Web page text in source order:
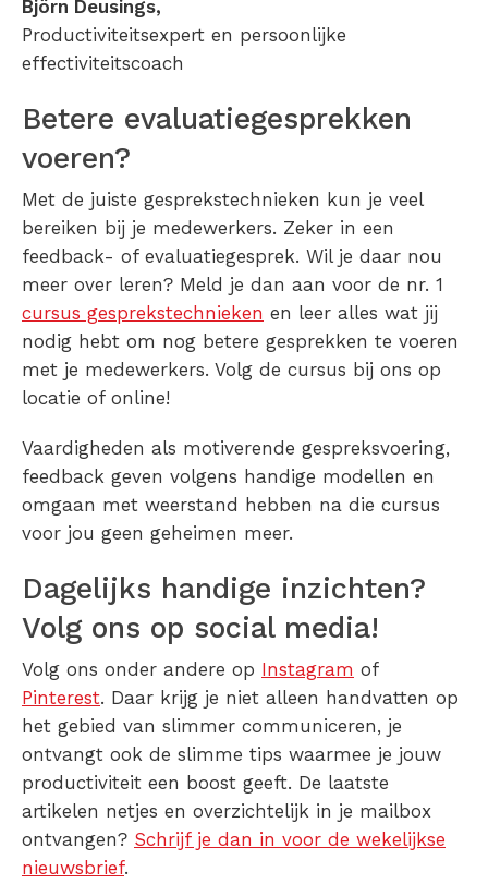
Björn Deusings,
Productiviteitsexpert en persoonlijke
effectiviteitscoach
Betere evaluatiegesprekken
voeren?
Met de juiste gesprekstechnieken kun je veel
bereiken bij je medewerkers. Zeker in een
feedback- of evaluatiegesprek. Wil je daar nou
meer over leren? Meld je dan aan voor de nr. 1
cursus gesprekstechnieken en leer alles wat jij
nodig hebt om nog betere gesprekken te voeren
met je medewerkers. Volg de cursus bij ons op
locatie of online!
Vaardigheden als motiverende gespreksvoering,
feedback geven volgens handige modellen en
omgaan met weerstand hebben na die cursus
voor jou geen geheimen meer.
Dagelijks handige inzichten?
Volg ons op social media!
Volg ons onder andere op Instagram of
Pinterest. Daar krijg je niet alleen handvatten op
het gebied van slimmer communiceren, je
ontvangt ook de slimme tips waarmee je jouw
productiviteit een boost geeft. De laatste
artikelen netjes en overzichtelijk in je mailbox
ontvangen? Schrijf je dan in voor de wekelijkse
nieuwsbrief.